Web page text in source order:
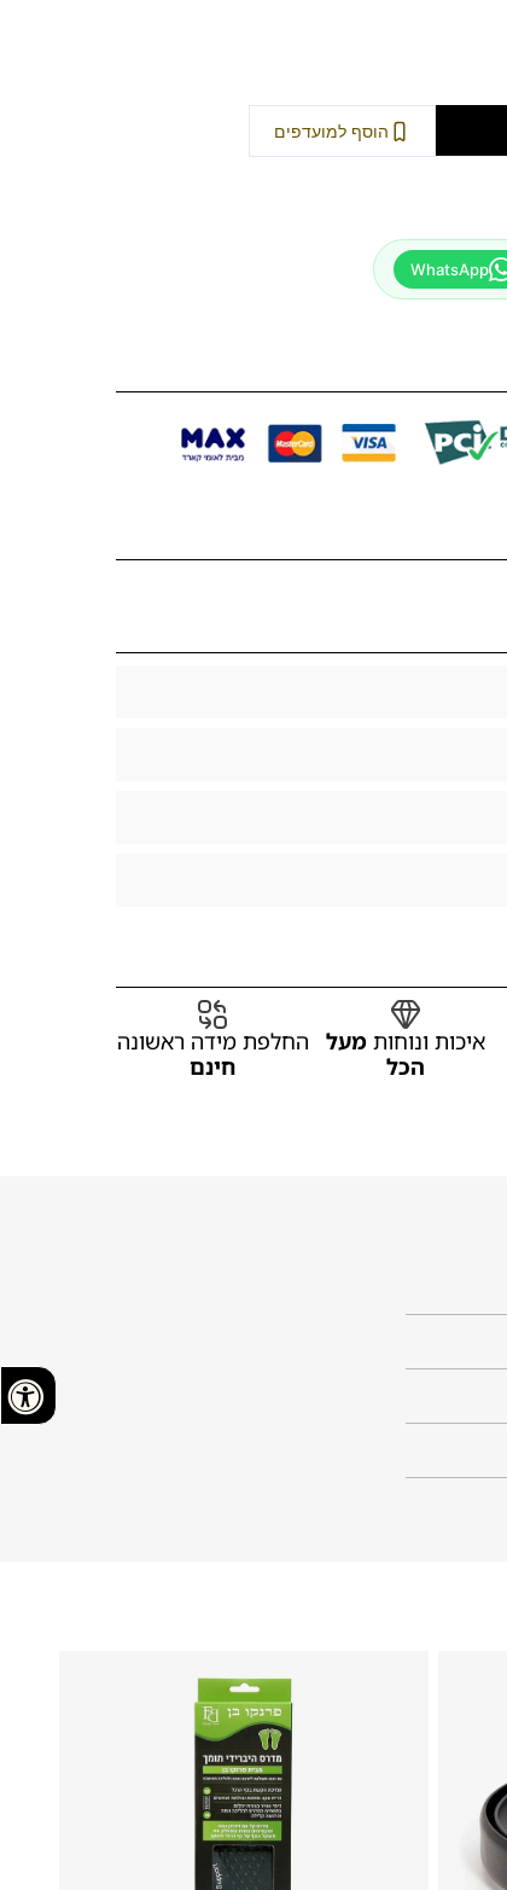
הוסף למועדפים
WhatsApp
איכות ונוחות מעל
הכל
החלפת מידה ראשונה
חינם